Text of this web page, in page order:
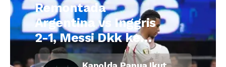
Remontada
Argentina vs Inggris
2-1, Messi Dkk ke
Final Piala Dunia